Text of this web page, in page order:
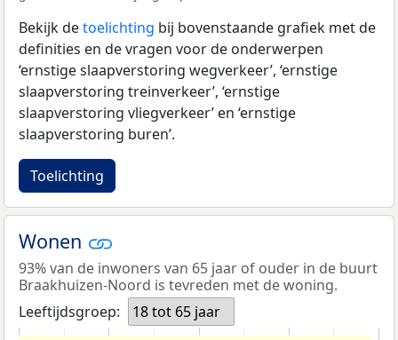
Bekijk detoelichting bij bovenstaande grafiek met de
definities en de vragen voor de onderwerpen
‘ernstige slaapverstoring wegverkeer’, ‘ernstige
slaapverstoring treinverkeer’, ‘ernstige
slaapverstoring vliegverkeer’ en ‘ernstige
slaapverstoring buren’.
Toelichting
Wonen
93% van de inwoners van 65 jaar of ouder in de buurt
Braakhuizen-Noord is tevreden met de woning.
Leeftijdsgroep:
18 tot 65 jaar